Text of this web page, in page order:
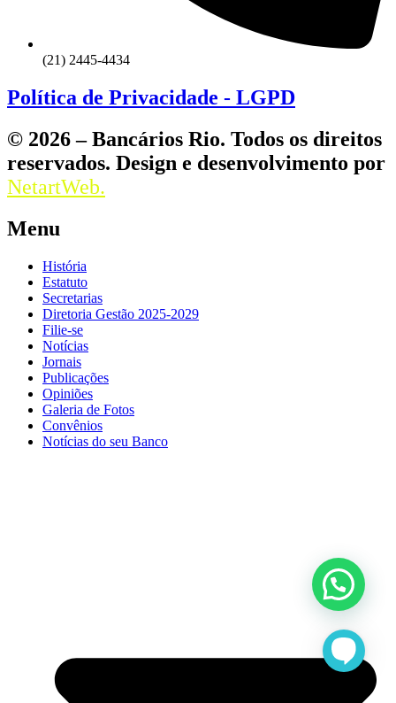
(21) 2445-4434
Política de Privacidade - LGPD
© 2026 – Bancários Rio. Todos os direitos
reservados. Design e desenvolvimento por
NetartWeb.
Menu
História
Estatuto
Secretarias
Diretoria Gestão 2025-2029
Filie-se
Notícias
Jornais
Publicações
Opiniões
Galeria de Fotos
Convênios
Notícias do seu Banco